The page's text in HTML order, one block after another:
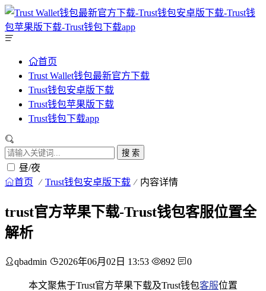
首页
Trust Wallet钱包最新官方下载
Trust钱包安卓版下载
Trust钱包苹果版下载
Trust钱包下载app
搜 索
昼/夜
首页 Trust钱包安卓版下载 内容详情
trust官方苹果下载-Trust钱包客服位置全
解析
qbadmin 2026年06月02日 13:53 892 0
本文聚焦于Trust官方苹果下载及Trust钱包客服位置